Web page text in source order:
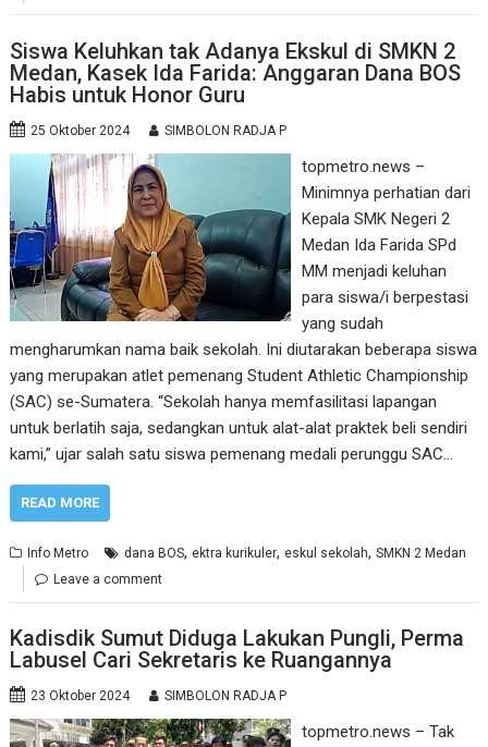
Siswa Keluhkan tak Adanya Ekskul di SMKN 2
Medan, Kasek Ida Farida: Anggaran Dana BOS
Habis untuk Honor Guru
25 Oktober 2024 SIMBOLON RADJA P
topmetro.news –
Minimnya perhatian dari
Kepala SMK Negeri 2
Medan Ida Farida SPd
MM menjadi keluhan
para siswa/i berpestasi
yang sudah
mengharumkan nama baik sekolah. Ini diutarakan beberapa siswa
yang merupakan atlet pemenang Student Athletic Championship
(SAC) se-Sumatera. “Sekolah hanya memfasilitasi lapangan
untuk berlatih saja, sedangkan untuk alat-alat praktek beli sendiri
kami,” ujar salah satu siswa pemenang medali perunggu SAC…
READ MORE
Info Metro dana BOS, ektra kurikuler, eskul sekolah,SMKN 2 Medan
Leave a comment
Kadisdik Sumut Diduga Lakukan Pungli, Perma
Labusel Cari Sekretaris ke Ruangannya
23 Oktober 2024 SIMBOLON RADJA P
topmetro.news – Tak